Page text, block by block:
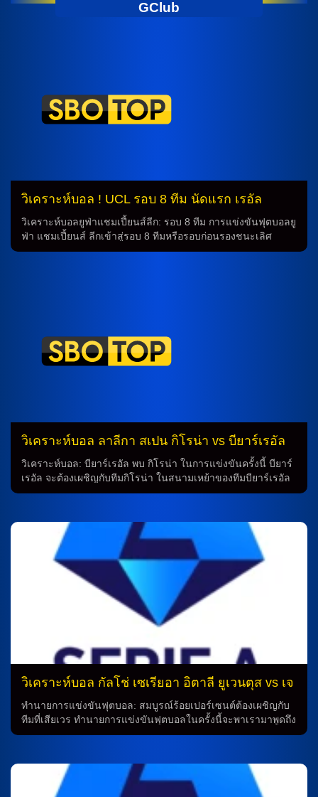
GClub
วิเคราะห์บอล ! UCL รอบ 8 ทีม นัดแรก เรอัล
มาดริด พบ บาเยิร์น 7 เม.ย.69
วิเคราะห์บอลยูฟ่าแชมเปี้ยนส์ลีก: รอบ 8 ทีม การแข่งขันฟุตบอลยู
ฟ่า แชมเปี้ยนส์ ลีกเข้าสู่รอบ 8 ทีมหรือรอบก่อนรองชนะเลิศ
กำลังจะเริ่มขึ้น โดยนัดแรกจะเป็นการเอาชนะระหว่างทีมเรอัล
เข้ารอบโดยการเสมอกับบาเยิร์น มิวนิค ในนัดแรก 2-2 และกลับ
มาชนะในบ้าน 2-1 ก่อนที่จะเอาชนะดอร์ทมุนด์ และคว้าแชมป์
ในฤดูกาลนั้น วิเคราะห์ผลการแข่งขัน การทำนายในการเอาชนะ
และได้ความเชื่อมั่นจากผู้สนับสนุน ในขณะเดียวกัน ทีมบาเยิร์น
มิวนิค ก็มีผลงานที่น่าทึ่งในการแข่งขันยุโรป […]
วิเคราะห์บอล ลาลีกา สเปน กิโรน่า vs บียาร์เรอัล
วิเคราะห์บอล: บียาร์เรอัล พบ กิโรน่า ในการแข่งขันครั้งนี้ บียาร์
เรอัล จะต้องเผชิญกับทีมกิโรน่า ในสนามเหย้าของทีมบียาร์เรอัล
โดยที่ทั้งสองทีมกำลังพักไม่ได้เพราะต้องการความชัดเจนในการ
หลายคนที่ต้องเช็คฟิตก่อนการแข่งขัน อย่างเช่น ฆวน การ์ลอส,
ปอร์ตู, และ ดอนนี่ ฟาน เดอ เบค ซึ่งในการแข่งขันครั้งนี้อาจจะ
ไม่มีเข้าไปเล่น เนื่องจากบาดเจ็บที่พบ การจัดทัพ ทีมบียาร์เรอัลจะ
ใช้ระบบ 4-2-3-1 โดยมี ฟราน เบลทราน เป็นเก็บประตู และ อัซ
เซดีน อูนาฮี และ วลาดิสลาฟ วานัต เป็นหน้าเสื้อ ซึ่งน่าจะเป็น
เร็วแรงและเต็มพลังในการต่อสู้กับทีมตรงข้าม การทำนาย จาก
การทำนายและการวิเคราะห์ฟุตบอล มองเห็นว่าทีมบียาร์เรอัล มี
ความเป็นเอกภาพในการชนะในการแข่งขันครั้งนี้ อย่างไรก็ตาม
สม่ำเสมอและสามารถสร้างความยากลำบากให้กับทีมตรงข้ามได้
อย่างดี ดังนั้น การทำนายหรือการวิเคราะห์บอลสดในการแข่งขัน
ระหว่างบียาร์เรอัลกับกิโรน่านั้น อาจมีความสนุกสนานและตื่น
เต้นอย่างมาก เพราะทั้งสองทีมมีความพร้อมที่จะใช้กำลังอย่างเต็ม
ที่ในการแข่งขันนี้ สำหรับผู้ที่สนใจในการดูบอลสด และการ
วิเคราะห์ฟุตบอล ควรไม่พลาดการติดตามการแข่งขันระหว่างบี
ยาร์เรอัลกับกิโรน่า เพื่อเข้าใจข้อมูลที่สำคัญและเพื่อพบกับความ
สำคัญของการทำนาย […]
วิเคราะห์บอล กัลโช่ เซเรียอา อิตาลี ยูเวนตุส vs เจ
นัว
ทำนายการแข่งขันฟุตบอล: สมบูรณ์ร้อยเปอร์เซนต์ต้องเผชิญกับ
ทีมที่เสียเวร ทำนายการแข่งขันฟุตบอลในครั้งนี้จะพาเรามาพูดถึง
สถานการณ์ในทีมสมบูรณ์ร้อยเปอร์เซนต์ที่พร้อมเข้าสู้ความ
เปอร์เซนต์ สำหรับทีมสมบูรณ์ร้อยเปอร์เซนต์ มีสภาพทีมสมบูรณ์
แบบโดยไม่มีผู้เล่นบาดเจ็บหรือถูกตัดสิทธิ์ในการเข้าสนาม โดยมี
แผนการเล่นในระบบ 4-2-3-1 ที่มีเกนหลักอยู่ที่ มานูเอล โลคาเตล